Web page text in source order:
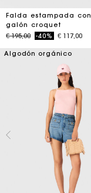
Falda estampada con
galón croquet
Price reduced from
€ 195,00to-40% € 117,00
Algodón orgánico